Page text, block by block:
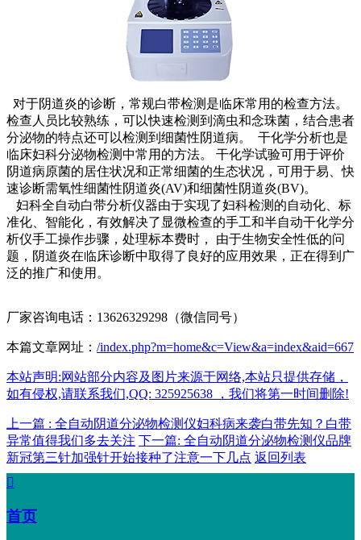
对于阴道炎的诊断，常规白带检测是临床常用的检查方法。
检查人员比较熟练，可以快速检测到滴虫和念珠菌，结合患者
分泌物的特点还可以检测到细菌性阴道病。 干化学分析也是
临床妇科分泌物检测中常用的方法。 干化学试验可用于评价
阴道病原菌的居住状况和正常细菌的生态状况，可用于易、快
速诊断需氧性细菌性阴道炎(AV)和细菌性阴道炎(BV)。
妇科全自动白带分析仪器由于实现了妇科检测的自动化、标
准化、智能化，有效解决了显微检查的手工和半自动干化学分
析仪手工操作步骤，处理标本费时， 由于生物安全性低的问
题，阴道炎在临床诊断中取得了良好的应用效果，正在得到广
泛的推广和使用。
厂家咨询电话：13626329298（微信同号）
本篇文章网址： /index.php?m=home&c=View&a=index&aid=667
本站声明:网站部分内容及图片来源于网络,本站只提供存储，
如有侵权,请联系我们,QQ: 325925638 ，我们将第一时间删除!
上一篇 : 全自动阴道分泌物检测仪妇科病来袭白带先知？白带
异常值得我们多去关注 下一篇: 全自动阴道分泌物检测仪品牌
新冠第三针加强针开始接种了注意一下几点 返回列表

首页